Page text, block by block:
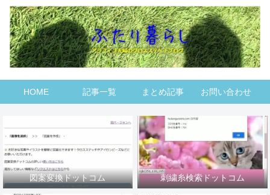
HOME 記事一覧 まとめ記事 お問い合わせ
図案変換ドットコム 刺繍糸検索ドットコム